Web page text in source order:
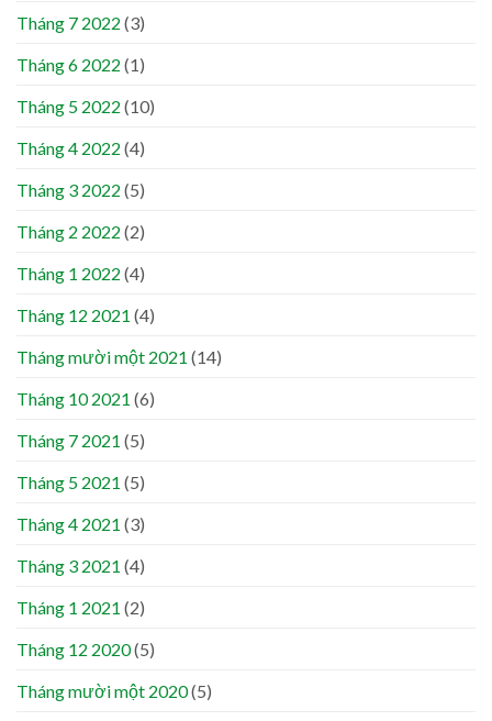
Tháng 7 2022 (3)
Tháng 6 2022 (1)
Tháng 5 2022 (10)
Tháng 4 2022 (4)
Tháng 3 2022 (5)
Tháng 2 2022 (2)
Tháng 1 2022 (4)
Tháng 12 2021 (4)
Tháng mười một 2021 (14)
Tháng 10 2021 (6)
Tháng 7 2021 (5)
Tháng 5 2021 (5)
Tháng 4 2021 (3)
Tháng 3 2021 (4)
Tháng 1 2021 (2)
Tháng 12 2020(5)
Tháng mười một 2020(5)